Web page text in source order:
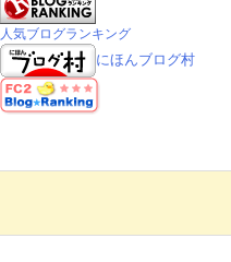
人気ブログランキング
にほんブログ村